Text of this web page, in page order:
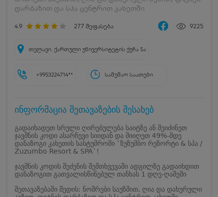
დარბაზით და სპა ცენტრით კახეთში
4.9 277 შეფასება 9225
თელავი. ქართული უნივერსიტეტის ქუჩა 5ა
+9953224714** სამუშაო საათები
ინფორმაცია შეთავაზების შესახებ
გადაიხადეთ სრული ღირებულება საიტზე ან შეიძინეთ
ჯავშნის კოდი ასარჩევი სიიდან და მიიღეთ 49%-მდე
დანაზოგი კახეთის სასტუმროში `ზუზუმბო რეზორტი & სპა /
Zuzumbo Resort & SPA`!
ჯავშნის კოდის შეძენის შემთხვევაში ადგილზე გადაიხდით
დანაზოგით გათვალისწინებულ თანხას 1 დღე-ღამეში
შეთავაზებაში შედის: ნომრები საუზმით, ღია და დახურული